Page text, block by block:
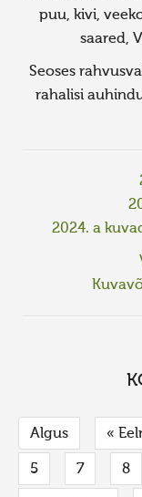
UUS KUVAVÕISTLUS
Hiite
VANEMAD
Kontakt
puu, kivi,
saared,
Seoses
rahalisi
2024. a
Algus «
5 7 8